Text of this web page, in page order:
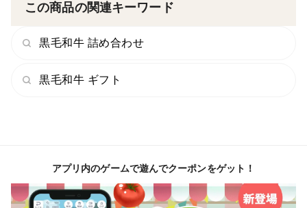
この商品の関連キーワード
黒毛和牛 詰め合わせ
黒毛和牛 ギフト
アプリ内のゲームで遊んでクーポンをゲット！